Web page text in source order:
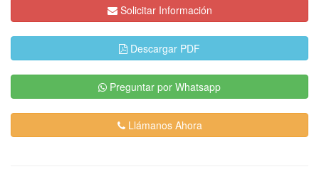
Solicitar Información
Descargar PDF
Preguntar por Whatsapp
Llámanos Ahora